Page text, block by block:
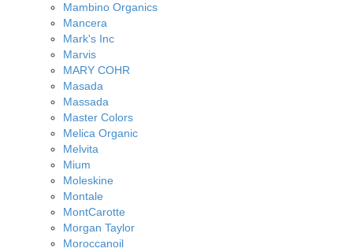
Mambino Organics
Mancera
Mark's Inc
Marvis
MARY COHR
Masada
Massada
Master Colors
Melica Organic
Melvita
Mium
Moleskine
Montale
MontCarotte
Morgan Taylor
Moroccanoil